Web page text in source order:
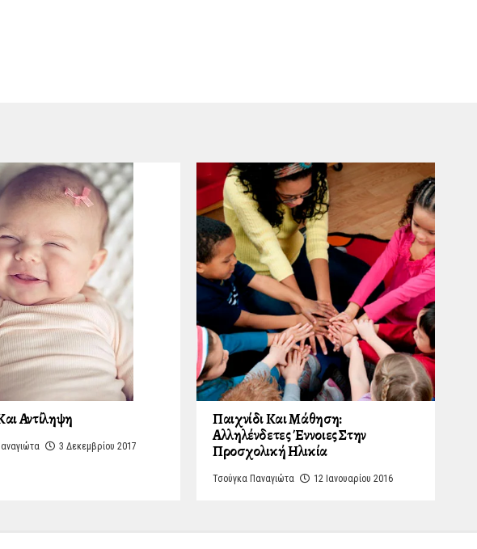
Αντίληψη
3 Δεκεμβρίου 2017
Παιχνίδι Και Μάθηση:
Αλληλένδετες Έννοιες Στην
Προσχολική Ηλικία
Τσούγκα Παναγιώτα 12 Ιανουαρίου 2016